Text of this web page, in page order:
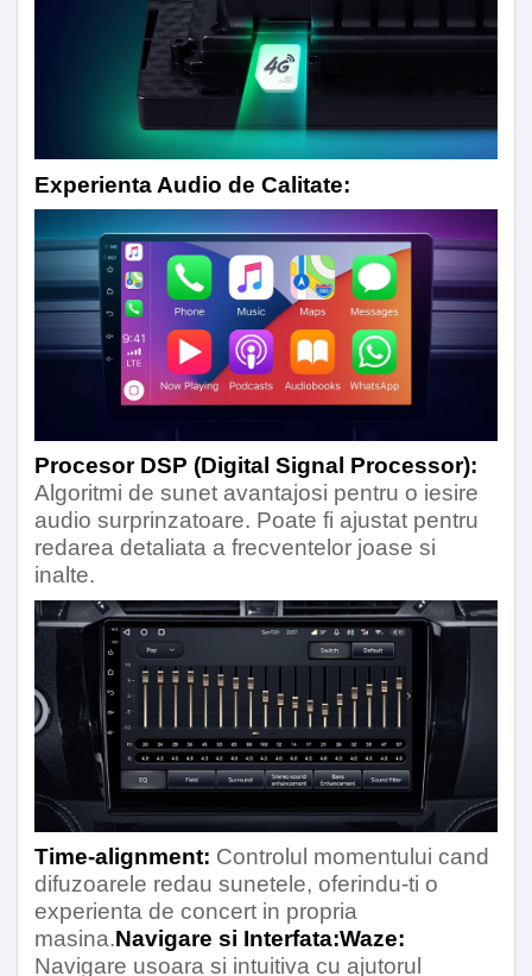
Experienta Audio de Calitate:
Procesor DSP (Digital Signal Processor):
Algoritmi de sunet avantajosi pentru o iesire
audio surprinzatoare. Poate fi ajustat pentru
redarea detaliata a frecventelor joase si
inalte.
Time-alignment: Controlul momentului cand
difuzoarele redau sunetele, oferindu-ti o
experienta de concert in propria
masina.Navigare si Interfata:Waze:
Navigare usoara si intuitiva cu ajutorul